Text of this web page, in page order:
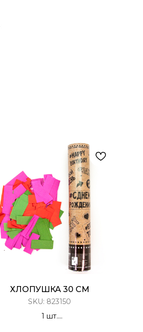
ХЛОПУШКА 30 СМ
SKU: 823150
1 шт.